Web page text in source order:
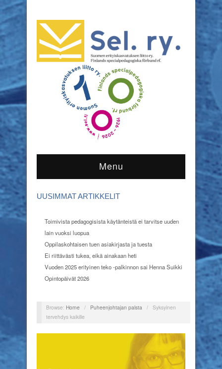
Menu
UUSIMMAT ARTIKKELIT
Toimivista pedagogisista käytänteistä ei tarvitse uuden
lain vuoksi luopua
Oppilaskohtaisen tuen asiakirjasta ja tuesta
Ei riittävästi tukea, eikä ainakaan heti
Vuoden 2025 erityinen teko -palkinnon sai Henna Suikki
Opintopäivät 2026
Browse: Home / Puheenjohtajan palsta /
Syksyinen
tervehdys kaikille